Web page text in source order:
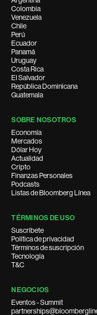
Colombia
Venezuela
Chile
Perú
Ecuador
Panamá
Uruguay
Costa Rica
El Salvador
República Dominicana
Guatemala
SOBRE NOSOTROS
Economía
Mercados
Dólar Hoy
Actualidad
Cripto
Finanzas Personales
Podcasts
Listas de Bloomberg Línea
TÉRMINOS DE USO
Suscríbete
Política de privacidad
Términos de suscripción
Tecnología
T&C
NEGOCIOS
Eventos - Summit